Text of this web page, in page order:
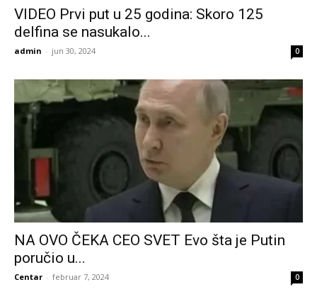
VIDEO Prvi put u 25 godina: Skoro 125
delfina se nasukalo...
admin - jun 30, 2024 0
NA OVO ČEKA CEO SVET Evo šta je Putin
poručio u...
Centar - februar 7, 2024 0